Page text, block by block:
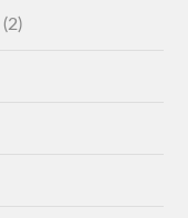
(2)